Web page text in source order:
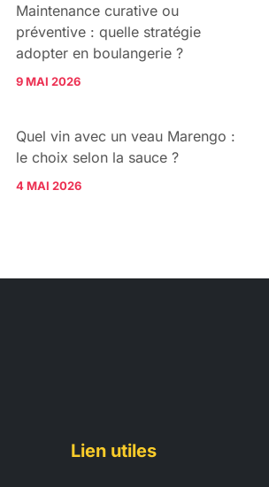
Maintenance curative ou
préventive : quelle stratégie
adopter en boulangerie ?
9 MAI 2026
Quel vin avec un veau Marengo :
le choix selon la sauce ?
4 MAI 2026
Lien utiles